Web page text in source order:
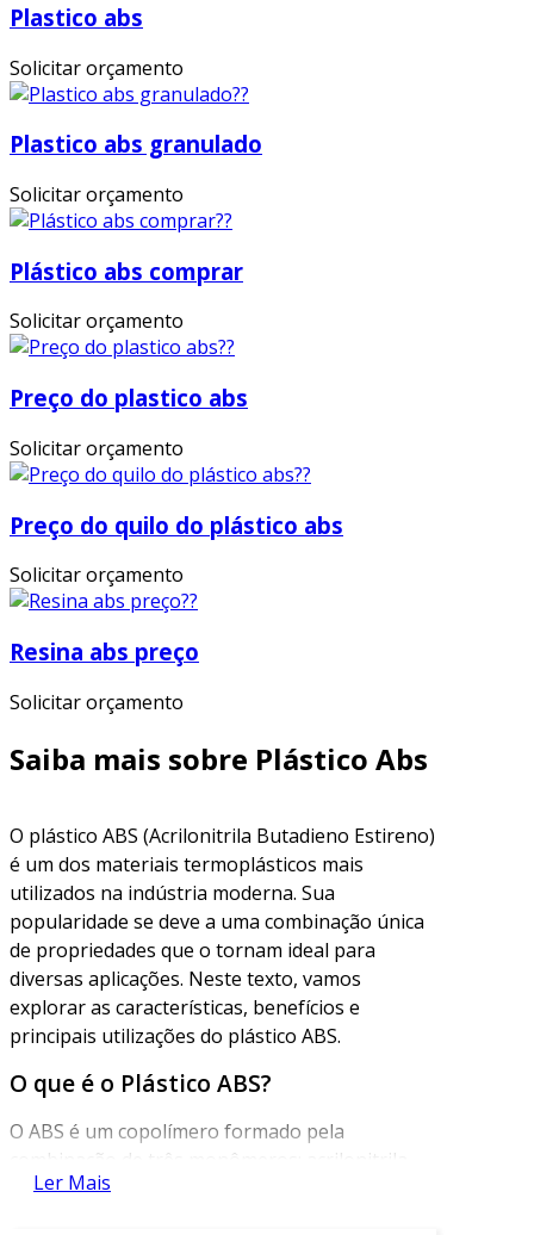
Plastico abs
Solicitar orçamento
Plastico abs granulado
Solicitar orçamento
Plástico abs comprar
Solicitar orçamento
Preço do plastico abs
Solicitar orçamento
Preço do quilo do plástico abs
Solicitar orçamento
Resina abs preço
Solicitar orçamento
Saiba mais sobre Plástico Abs
O plástico ABS (Acrilonitrila Butadieno Estireno)
é um dos materiais termoplásticos mais
utilizados na indústria moderna. Sua
popularidade se deve a uma combinação única
de propriedades que o tornam ideal para
diversas aplicações. Neste texto, vamos
explorar as características, benefícios e
principais utilizações do plástico ABS.
O que é o Plástico ABS?
O ABS é um copolímero formado pela
combinação de três monômeros: acrilonitrila,
butadieno e estireno. Essa estrutura química
Ler Mais